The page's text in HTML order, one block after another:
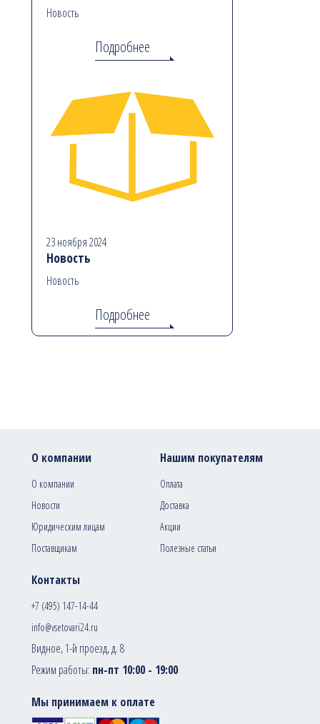
Новость
Подробнее
23 ноября 2024
Новость
Новость
Подробнее
Контакты
+7 (495) 147-14-44
info@vsetovari24.ru
Видное, 1-й проезд, д. 8
Режим работы: пн-пт 10:00 - 19:00
О компании
О компании
Новости
Юридическим лицам
Поставщикам
Нашим покупателям
Оплата
Доставка
Акции
Полезные статьи
Мы принимаем к оплате